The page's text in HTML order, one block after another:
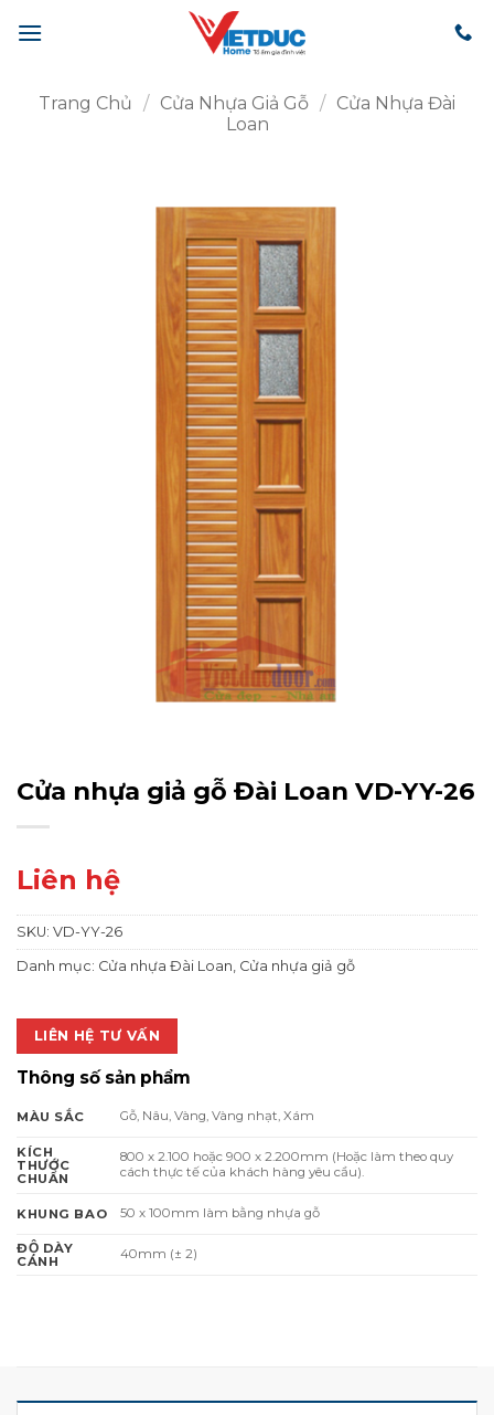
qua
dungTrang Chủ / Cửa Nhựa Giả Gỗ / Cửa Nhựa Đài
Loan
Cửa nhựa giả gỗ Đài Loan VD-YY-26
Liên hệ
SKU: VD-YY-26
Danh mục: Cửa nhựa Đài Loan, Cửa nhựa giả gỗ
LIÊN HỆ TƯ VẤN
Thông số sản phẩm
MÀU SẮC Gỗ, Nâu, Vàng, Vàng nhạt, Xám
KÍCH
THƯỚC
CHUẨN
800 x 2.100 hoặc 900 x 2.200mm (Hoặc làm theo quy
cách thực tế của khách hàng yêu cầu).
KHUNG BAO 50 x 100mm làm bằng nhựa gỗ
ĐỘ DÀY
CÁNH
40mm (± 2)